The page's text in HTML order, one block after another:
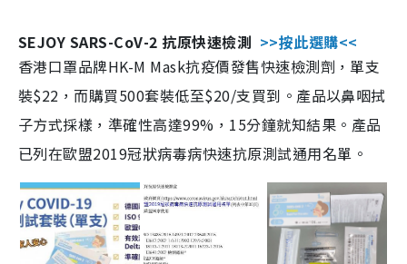
SEJOY SARS-CoV-2 抗原快速檢測 >>按此選購<<
香港口罩品牌HK-M Mask抗疫價發售快速檢測劑，單支
裝$22，而購買500套裝低至$20/支買到。產品以鼻咽拭
子方式採樣，準確性高達99%，15分鐘就知結果。產品
已列在歐盟2019冠狀病毒病快速抗原測試通用名單。